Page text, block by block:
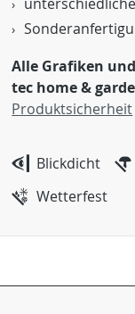
Alle Grafiken
tec home &
Produktsicherheit
Blickdicht
Wetterfest